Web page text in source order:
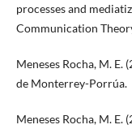
processes and
Communication
Meneses Rocha, M.
de Monterrey-Porrúa.
Meneses Rocha, M. E.